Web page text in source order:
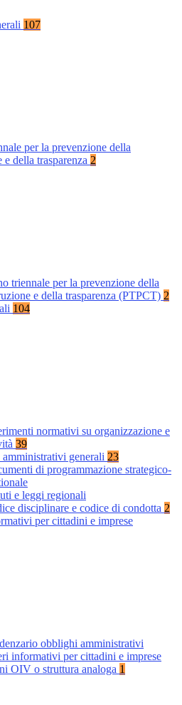
107
per la prevenzione della
e della trasparenza 2
triennale per la prevenzione della
e della trasparenza (PTPCT) 2
104
normativi su organizzazione e
39
generali 23
di programmazione strategico-
e leggi regionali
disciplinare e codice di condotta 2
per cittadini e imprese
obblighi amministrativi
informativi per cittadini e imprese
OIV o struttura analoga 1